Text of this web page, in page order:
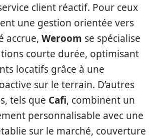
client réactif. Pour ceux
une gestion orientée vers
accrue, Weroom se spécialise
courte durée, optimisant
locatifs grâce à une
sur le terrain. D’autres
tels que Cafi, combinent un
personnalisable avec une
sur le marché, couverture